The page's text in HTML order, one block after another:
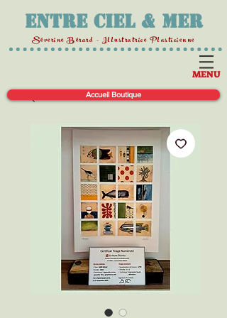
Entre Ciel & Mer
Séverine Bérard - Illustratrice Plasticienne
MENU
Accueil Boutique